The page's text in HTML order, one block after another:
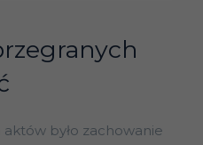
było zachowanie